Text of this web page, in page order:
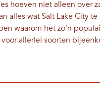
hoeven niet alleen over
alles wat Salt Lake City
waarom het zo'n
allerlei soorten